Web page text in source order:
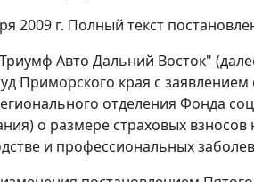
2009 г. Полный текст
Авто Дальний Восток"
Приморского края с
отделения Фонда
о размере страховых
и профессиональных